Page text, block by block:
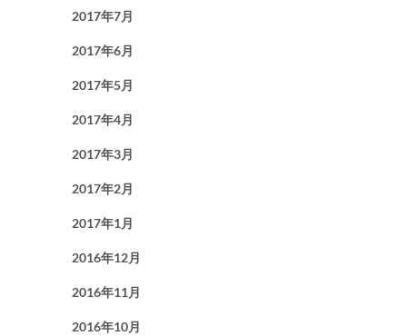
2017年7月
2017年6月
2017年5月
2017年4月
2017年3月
2017年2月
2017年1月
2016年12月
2016年11月
2016年10月